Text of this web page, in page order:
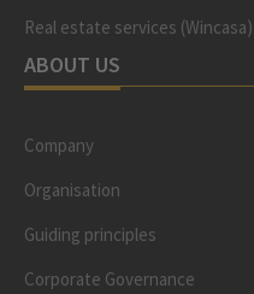
Real estate services (Wincasa)
ABOUT US
Company
Organisation
Guiding principles
Corporate Governance